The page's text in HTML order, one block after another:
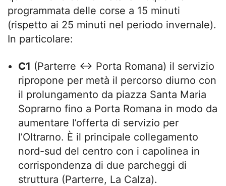
programmata delle corse a 15 minuti
(rispetto ai 25 minuti nel periodo invernale).
In particolare:
C1 (Parterre ↔ Porta Romana) il servizio
ripropone per metà il percorso diurno con
il prolungamento da piazza Santa Maria
Soprarno fino a Porta Romana in modo da
aumentare l’offerta di servizio per
l’Oltrarno. È il principale collegamento
nord-sud del centro con i capolinea in
corrispondenza di due parcheggi di
struttura (Parterre, La Calza).